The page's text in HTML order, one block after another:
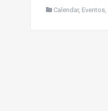
Calendar, Eventos,